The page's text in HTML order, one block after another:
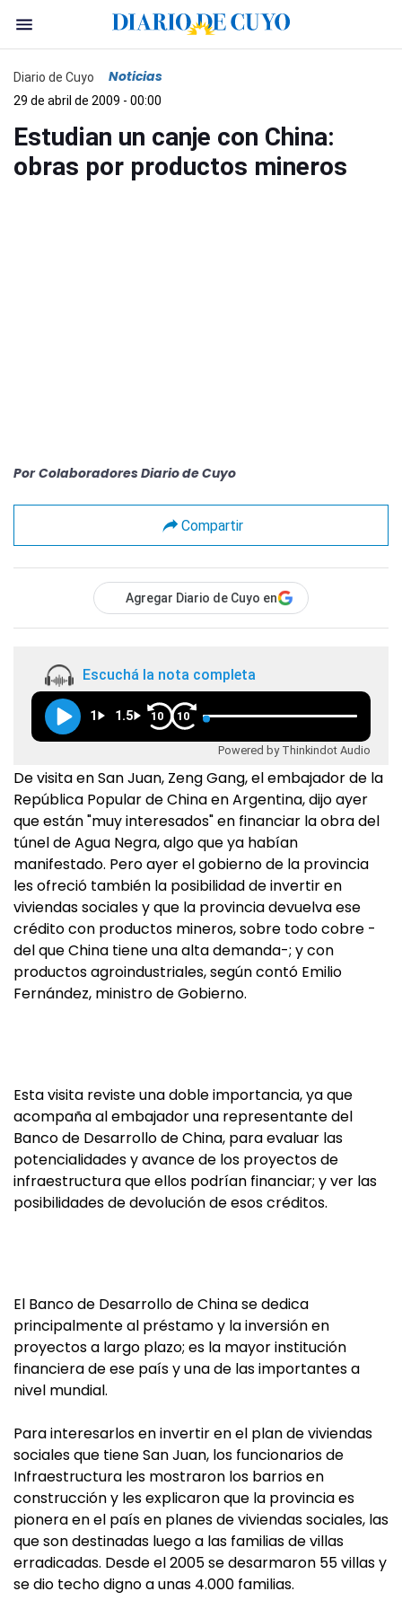
Diario de Cuyo Noticias
29 de abril de 2009 - 00:00
Estudian un canje con China:
obras por productos mineros
Por Colaboradores Diario de Cuyo
Compartir
Agregar Diario de Cuyo en
Escuchá la nota completa
1 1.5 10 10
Powered by Thinkindot Audio
De visita en San Juan, Zeng Gang, el embajador de la
República Popular de China en Argentina, dijo ayer
que están "muy interesados" en financiar la obra del
túnel de Agua Negra, algo que ya habían
manifestado. Pero ayer el gobierno de la provincia
les ofreció también la posibilidad de invertir en
viviendas sociales y que la provincia devuelva ese
crédito con productos mineros, sobre todo cobre -
del que China tiene una alta demanda-; y con
productos agroindustriales, según contó Emilio
Fernández, ministro de Gobierno.
Esta visita reviste una doble importancia, ya que
acompaña al embajador una representante del
Banco de Desarrollo de China, para evaluar las
potencialidades y avance de los proyectos de
infraestructura que ellos podrían financiar; y ver las
posibilidades de devolución de esos créditos.
El Banco de Desarrollo de China se dedica
principalmente al préstamo y la inversión en
proyectos a largo plazo; es la mayor institución
financiera de ese país y una de las importantes a
nivel mundial.
Para interesarlos en invertir en el plan de viviendas
sociales que tiene San Juan, los funcionarios de
Infraestructura les mostraron los barrios en
construcción y les explicaron que la provincia es
pionera en el país en planes de viviendas sociales, las
que son destinadas luego a las familias de villas
erradicadas. Desde el 2005 se desarmaron 55 villas y
se dio techo digno a unas 4.000 familias.